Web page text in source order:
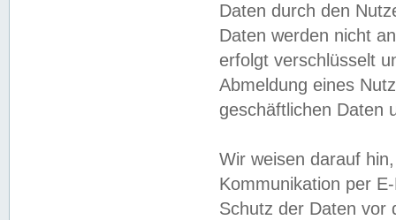
Daten durch den
Daten werden nicht
erfolgt verschlüsselt
Abmeldung eines
geschäftlichen Daten
Wir weisen darauf
Kommunikation per
Schutz der Daten vor